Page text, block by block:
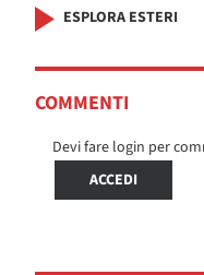
ESPLORA ESTERI
COMMENTI
Devi fare login per
ACCEDI